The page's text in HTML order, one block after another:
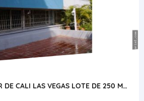
CASA EN VENTA SUR DE CALI LAS VEGAS LOTE DE 250 M2 CERCA A UNICENTRO